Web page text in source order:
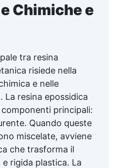
Chimiche e
tra resina
risiede nella
e nelle
resina epossidica
principali:
Quando queste
miscelate, avviene
che trasforma il
rigida plastica. La